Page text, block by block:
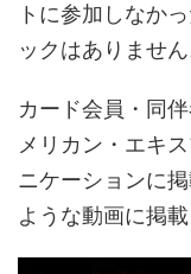
トに参加しなか
ックはありませ
カード会員・同
メリカン・エキ
ニケーションに
ような動画に掲